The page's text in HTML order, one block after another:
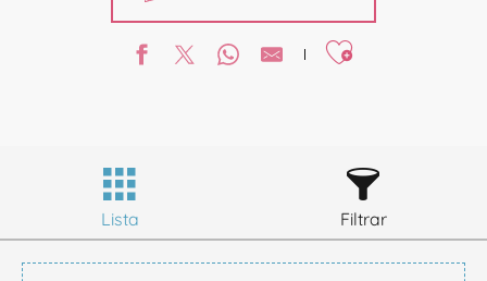
Ajouter aux
Lista Filtrar